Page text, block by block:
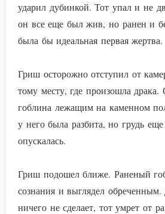
ударил дубинкой. Тот упал и не
он все еще был жив, но ранен и
была бы идеальная первая жертва.
Гриш осторожно отступил от
тому месту, где произошла
гоблина лежащим на каменном
у него была разбита, но грудь
опускалась.
Гриш подошел ближе. Раненый
сознания и выглядел
ничего не сделает, тот умрет от